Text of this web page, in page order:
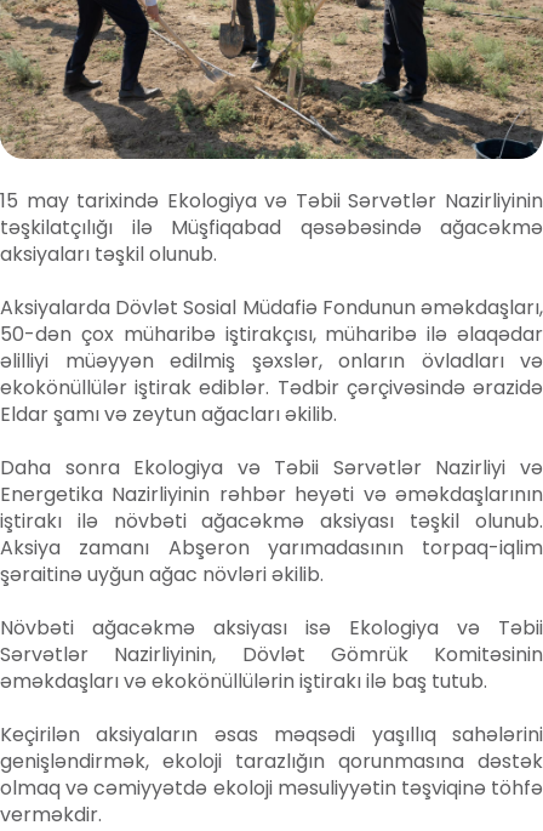
15 may tarixində Ekologiya və Təbii Sərvətlər Nazirliyinin
təşkilatçılığı ilə Müşfiqabad qəsəbəsində ağacəkmə
aksiyaları təşkil olunub.
Aksiyalarda Dövlət Sosial Müdafiə Fondunun əməkdaşları,
50-dən çox müharibə iştirakçısı, müharibə ilə əlaqədar
əlilliyi müəyyən edilmiş şəxslər, onların övladları və
ekokönüllülər iştirak ediblər. Tədbir çərçivəsində ərazidə
Eldar şamı və zeytun ağacları əkilib.
Daha sonra Ekologiya və Təbii Sərvətlər Nazirliyi və
Energetika Nazirliyinin rəhbər heyəti və əməkdaşlarının
iştirakı ilə növbəti ağacəkmə aksiyası təşkil olunub.
Aksiya zamanı Abşeron yarımadasının torpaq-iqlim
şəraitinə uyğun ağac növləri əkilib.
Növbəti ağacəkmə aksiyası isə Ekologiya və Təbii
Sərvətlər Nazirliyinin, Dövlət Gömrük Komitəsinin
əməkdaşları və ekokönüllülərin iştirakı ilə baş tutub.
Keçirilən aksiyaların əsas məqsədi yaşıllıq sahələrini
genişləndirmək, ekoloji tarazlığın qorunmasına dəstək
olmaq və cəmiyyətdə ekoloji məsuliyyətin təşviqinə töhfə
verməkdir.